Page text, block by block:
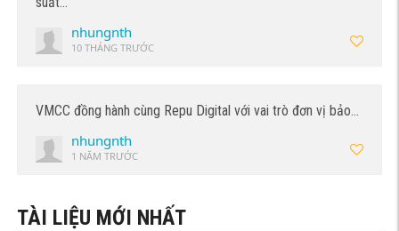
nhungnth
10 THÁNG TRƯỚC
VMCC đồng hành cùng Repu Digital với vai trò đơn vị bảo…
nhungnth
1 NĂM TRƯỚC
TÀI LIỆU MỚI NHẤT